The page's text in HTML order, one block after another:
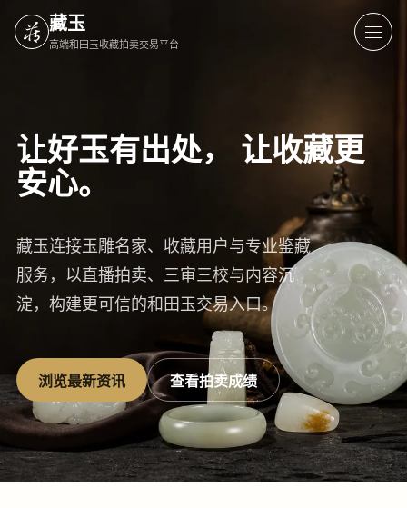
藏玉
高端和田玉收藏拍卖交易平台
让好玉有出处，
让收藏更
安心。
藏玉连接玉雕名家、收藏用户与专业鉴藏
服务，以直播拍卖、三审三校与内容沉
淀，构建更可信的和田玉交易入口。
浏览最新资讯 查看拍卖成绩